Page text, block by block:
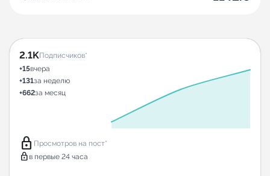
2.1KПодписчиков*
+15вчера
+131за неделю
+662за месяц
lock Просмотров на пост*
lock в первые 24 часа